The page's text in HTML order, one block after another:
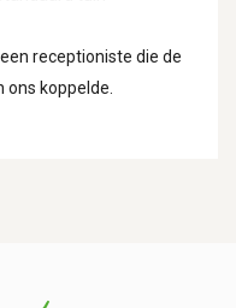
receptioniste die de
koppelde.